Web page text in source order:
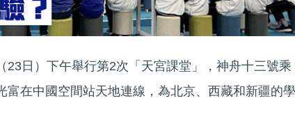
23日）下午舉行第2次「天宮課堂」，神舟十三號乘
富在中國空間站天地連線，為北京、西藏和新疆的學